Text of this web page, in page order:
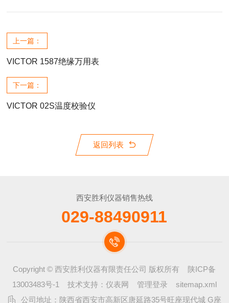
上一篇：
VICTOR 1587绝缘万用表
下一篇：
VICTOR 02S温度校验仪
返回列表
西安胜利仪器销售热线
029-88490911
Copyright © 西安胜利仪器有限责任公司 版权所有 陕ICP备
13003483号-1
技术支持： 仪表网 管理登录
sitemap.xml
公司地址：陕西省西安市高新区唐延路35号旺座现代城 G座